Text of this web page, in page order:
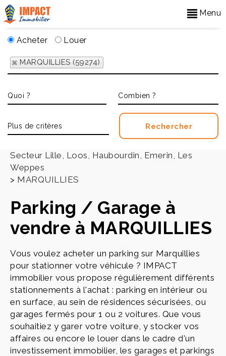
Menu
Acheter Louer
MARQUILLIES (59274)
Secteur Lille, Loos, Haubourdin, Emerin, Les
Weppes
> MARQUILLIES
Parking / Garage à
vendre à MARQUILLIES
Vous voulez acheter un parking sur Marquillies
pour stationner votre véhicule ? IMPACT
immobilier vous propose régulièrement différents
stationnements à l'achat : parking en intérieur ou
en surface, au sein de résidences sécurisées, ou
garages fermés pour 1 ou 2 voitures. Que vous
souhaitiez y garer votre voiture, y stocker vos
affaires ou encore le louer dans le cadre d'un
investissement immobilier, les garages et parkings